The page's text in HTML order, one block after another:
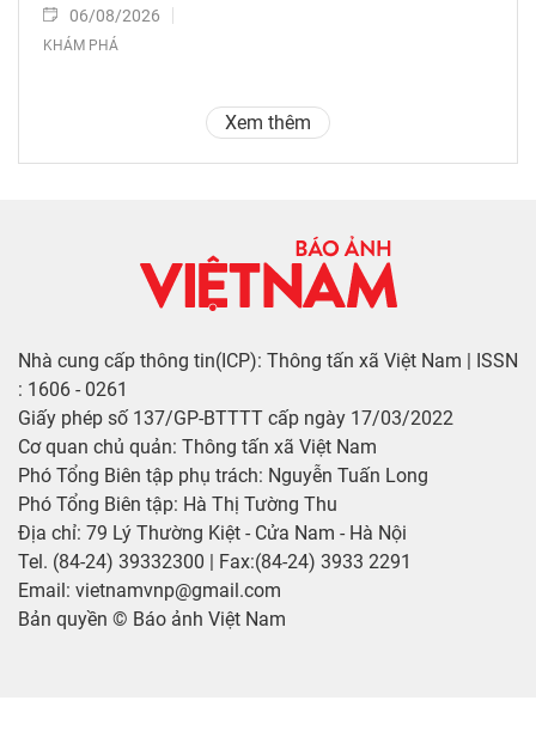
06/08/2026
KHÁM PHÁ
Xem thêm
Nhà cung cấp thông tin(ICP): Thông tấn xã Việt Nam | ISSN
: 1606 - 0261
Giấy phép số 137/GP-BTTTT cấp ngày 17/03/2022
Cơ quan chủ quản: Thông tấn xã Việt Nam
Phó Tổng Biên tập phụ trách: Nguyễn Tuấn Long
Phó Tổng Biên tập: Hà Thị Tường Thu
Địa chỉ: 79 Lý Thường Kiệt - Cửa Nam - Hà Nội
Tel. (84-24) 39332300 | Fax:(84-24) 3933 2291
Email: vietnamvnp@gmail.com
Bản quyền © Báo ảnh Việt Nam